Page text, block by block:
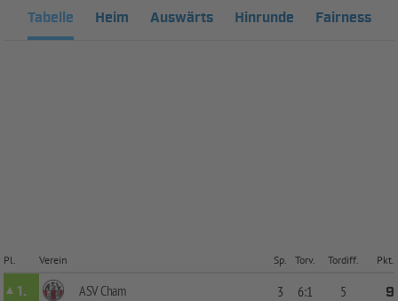
Tabelle Heim Auswärts Hinrunde Fairness
Pl. Verein Sp. Torv. Tordiff. Pkt.
1. ASV Cham 3 6:1 5
9